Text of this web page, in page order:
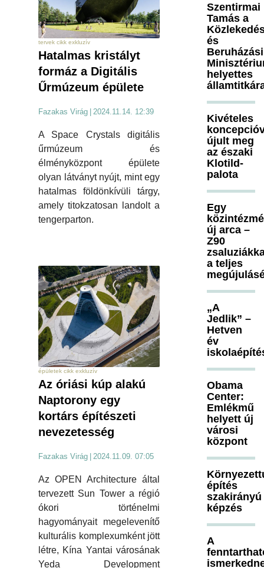
tervek cikk exkluzív
Hatalmas kristályt
formáz a Digitális
Űrmúzeum épülete
Fazakas Virág 2024.11.14. 12:39
A Space Crystals digitális
űrmúzeum és
élményközpont épülete
olyan látványt nyújt, mint egy
hatalmas földönkívüli tárgy,
amely titokzatosan landolt a
tengerparton.
épületek cikk exkluzív
Az óriási kúp alakú
Naptorony egy
kortárs építészeti
nevezetesség
Fazakas Virág 2024.11.09. 07:05
Az OPEN Architecture által
tervezett Sun Tower a régió
ókori történelmi
hagyományait megelevenítő
kulturális komplexumként jött
létre, Kína Yantai városának
Yeda Development
Szentirmai
Tamás a
és
Beruházási
helyettes
Kivételes
újult meg
az északi
Klotild-
palota
Egy
új arca –
Z90
a teljes
„A
Jedlik” –
Hetven
év
Obama
Center:
Emlékmű
helyett új
városi
központ
építés
szakirányú
képzés
A